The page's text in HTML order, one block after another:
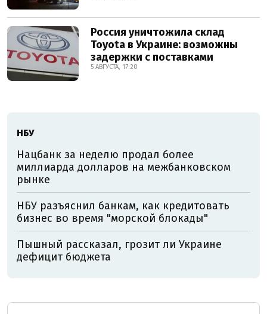
Россия уничтожила склад
Toyota в Украине: возможны
задержки с поставками
5 АВГУСТА, 17:20
НБУ
Нацбанк за неделю продал более
миллиарда долларов на межбанковском
рынке
НБУ разъяснил банкам, как кредитовать
бизнес во время "морской блокады"
Пышный рассказал, грозит ли Украине
дефицит бюджета